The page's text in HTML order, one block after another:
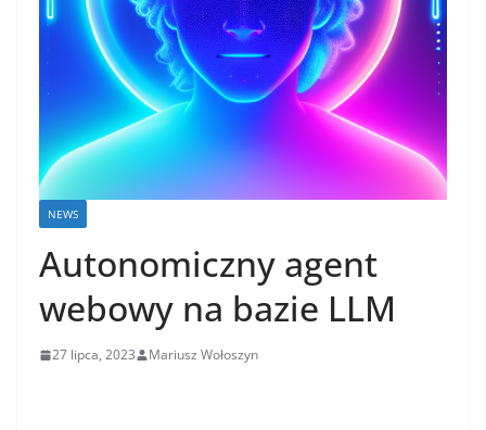
NEWS
Autonomiczny agent
webowy na bazie LLM
27 lipca, 2023 Mariusz Wołoszyn